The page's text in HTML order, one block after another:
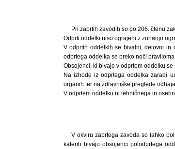
Pri zaprtih zavodih so po 206. členu
Odprti oddelki niso ograjeni z zunanjo
V odprtih oddelkih se bivalni, delovni in
odprtega oddelka se preko noči praviloma
Obsojenci, ki bivajo v odprtem oddelku
Na izhode iz odprtega oddelka zaradi
organih ter na zdravniške preglede
V odprtem oddelku ni tehničnega in
V okviru zaprtega zavoda so lahko
katerih bivajo obsojenci polodprtega